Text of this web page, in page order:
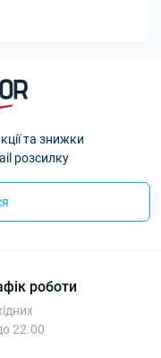
та знижки
розсилку
роботи
22.00